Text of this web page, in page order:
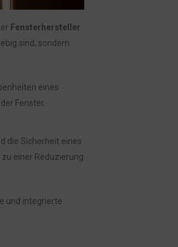
Fensterhersteller
sind, sondern
eines
Fenster.
die Sicherheit eines
einer Reduzierung
und integrierte